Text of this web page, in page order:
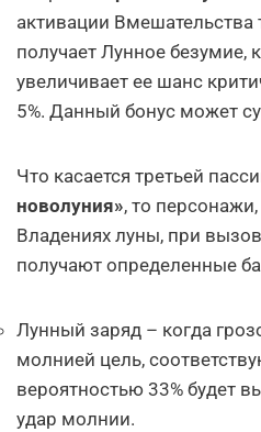
активации Вмешательства
получает Лунное безумие,
увеличивает ее шанс
5%. Данный бонус может
Что касается третьей
новолуния», то
Владениях луны, при
получают определенные
Лунный заряд – когда
молнией цель,
вероятностью 33% будет
удар молнии.